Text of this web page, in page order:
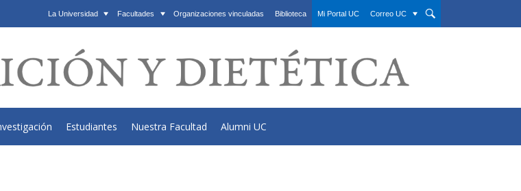
La Universidad Facultades Organizaciones vinculadas Biblioteca Mi Portal UC Correo UC
Estudiantes Nuestra Facultad Alumni UC